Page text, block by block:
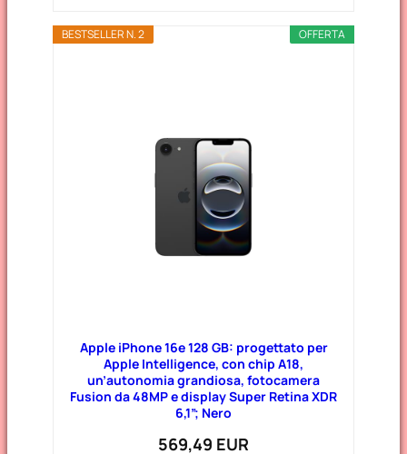
OFFERTA
BESTSELLER N. 2
Apple iPhone 16e 128 GB: progettato per
Apple Intelligence, con chip A18,
un’autonomia grandiosa, fotocamera
Fusion da 48MP e display Super Retina XDR
6,1”; Nero
569,49 EUR